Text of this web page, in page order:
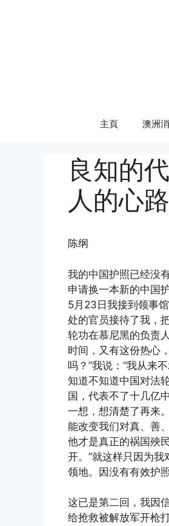
主頁 澳洲
良知的
人的心
陈纲
我的中国护照已经没
申请换一本新的中国
5月23日我接到领事
处的官员接待了我，
轮功在慕尼黑的负责
时间，又有这份热心
吗？”我说：“我从来
知道不知道中国对法
国，代表不了十几亿
一想，想清楚了再来
能改变我们对真、善
他才是真正的祸国殃
开。”就这样只因为
领地。因没有有效护
这已是第二回，我因
给抢救被解放军开枪